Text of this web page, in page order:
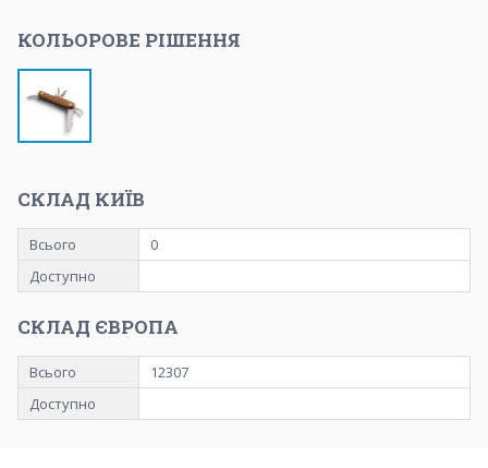
КОЛЬОРОВЕ РІШЕННЯ
СКЛАД КИЇВ
Всього
0
Доступно
СКЛАД ЄВРОПА
Всього
12307
Доступно